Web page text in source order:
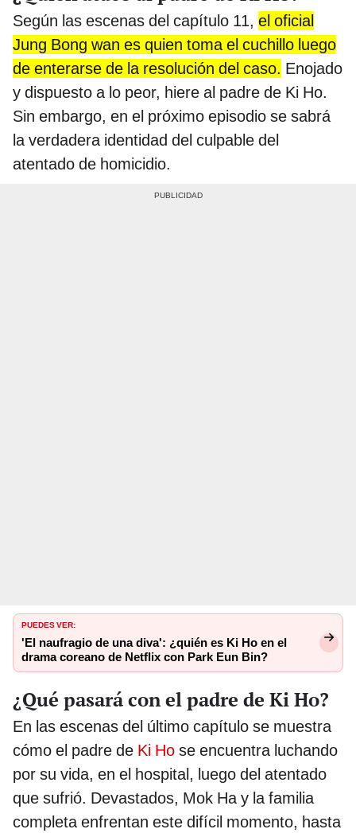
Según las escenas del capítulo 11, el oficial
Jung Bong wan es quien toma el cuchillo luego
de enterarse de la resolución del caso. Enojado
y dispuesto a lo peor, hiere al padre de Ki Ho.
Sin embargo, en el próximo episodio se sabrá
la verdadera identidad del culpable del
atentado de homicidio.
PUEDES VER:
'El naufragio de una diva': ¿quién es Ki Ho en el
drama coreano de Netflix con Park Eun Bin?
¿Qué pasará con el padre de Ki Ho?
En las escenas del último capítulo se muestra
cómo el padre de Ki Ho se encuentra luchando
por su vida, en el hospital, luego del atentado
que sufrió. Devastados, Mok Ha y la familia
completa enfrentan este difícil momento, hasta